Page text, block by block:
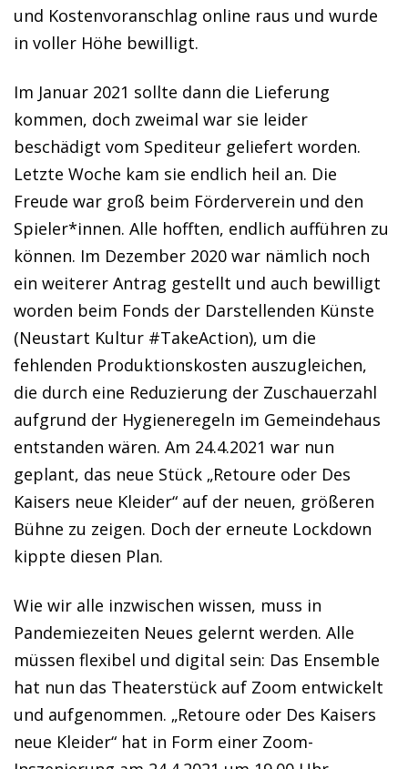
und Kostenvoranschlag online raus und wurde
in voller Höhe bewilligt.
Im Januar 2021 sollte dann die Lieferung
kommen, doch zweimal war sie leider
beschädigt vom Spediteur geliefert worden.
Letzte Woche kam sie endlich heil an. Die
Freude war groß beim Förderverein und den
Spieler*innen. Alle hofften, endlich aufführen zu
können. Im Dezember 2020 war nämlich noch
ein weiterer Antrag gestellt und auch bewilligt
worden beim Fonds der Darstellenden Künste
(Neustart Kultur #TakeAction), um die
fehlenden Produktionskosten auszugleichen,
die durch eine Reduzierung der Zuschauerzahl
aufgrund der Hygieneregeln im Gemeindehaus
entstanden wären. Am 24.4.2021 war nun
geplant, das neue Stück „Retoure oder Des
Kaisers neue Kleider“ auf der neuen, größeren
Bühne zu zeigen. Doch der erneute Lockdown
kippte diesen Plan.
Wie wir alle inzwischen wissen, muss in
Pandemiezeiten Neues gelernt werden. Alle
müssen flexibel und digital sein: Das Ensemble
hat nun das Theaterstück auf Zoom entwickelt
und aufgenommen. „Retoure oder Des Kaisers
neue Kleider“ hat in Form einer Zoom-